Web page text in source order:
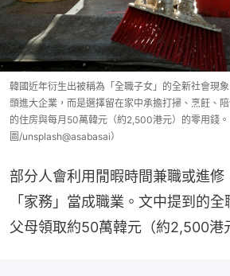
韓國近年衍生出被稱為「全職子女」的全新社會現
頭進大企業，而是選擇留在家中承擔打掃、烹飪、
的住房與每月50萬韓元（約2,500港元）的零用錢
圖/unsplash@asabasai）
部分人會利用閒暇時間兼職或進
「家務」當成職業。文中提到的
父母領取約50萬韓元（約2,500港